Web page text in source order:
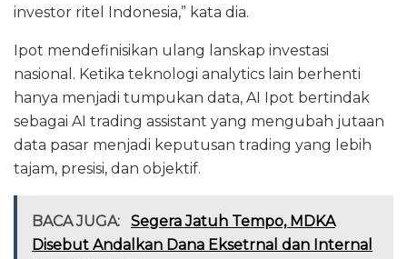
investor ritel Indonesia,” kata dia.
Ipot mendefinisikan ulang lanskap investasi
nasional. Ketika teknologi analytics lain berhenti
hanya menjadi tumpukan data, AI Ipot bertindak
sebagai AI trading assistant yang mengubah jutaan
data pasar menjadi keputusan trading yang lebih
tajam, presisi, dan objektif.
BACA JUGA:
Segera Jatuh Tempo, MDKA
Disebut Andalkan Dana Eksetrnal dan Internal